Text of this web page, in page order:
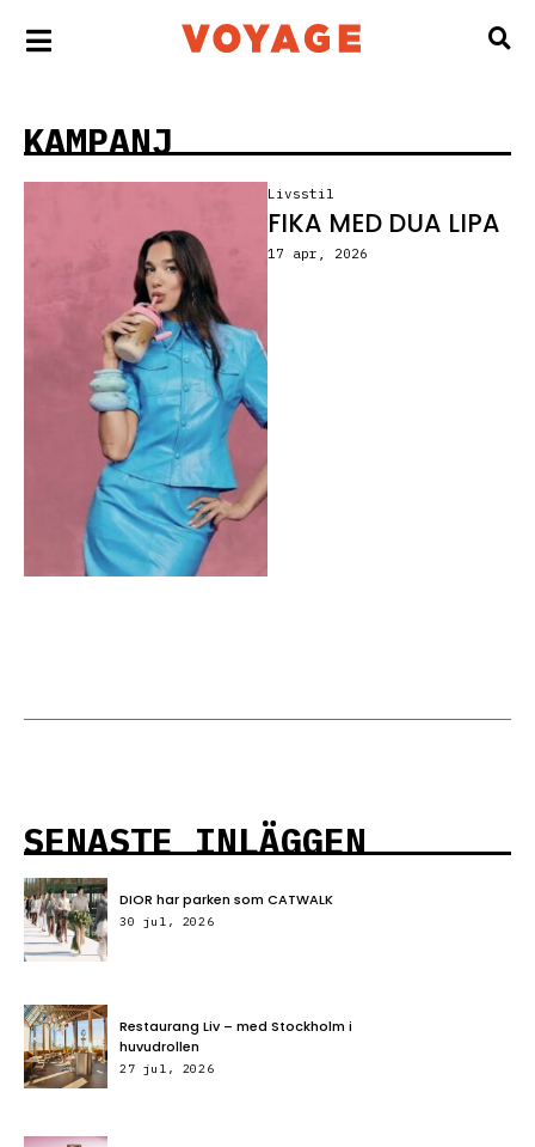
KAMPANJ
Livsstil
FIKA MED DUA LIPA
17 apr, 2026
SENASTE INLÄGGEN
DIOR har parken som CATWALK
30 jul, 2026
Restaurang Liv – med Stockholm i
huvudrollen
27 jul, 2026